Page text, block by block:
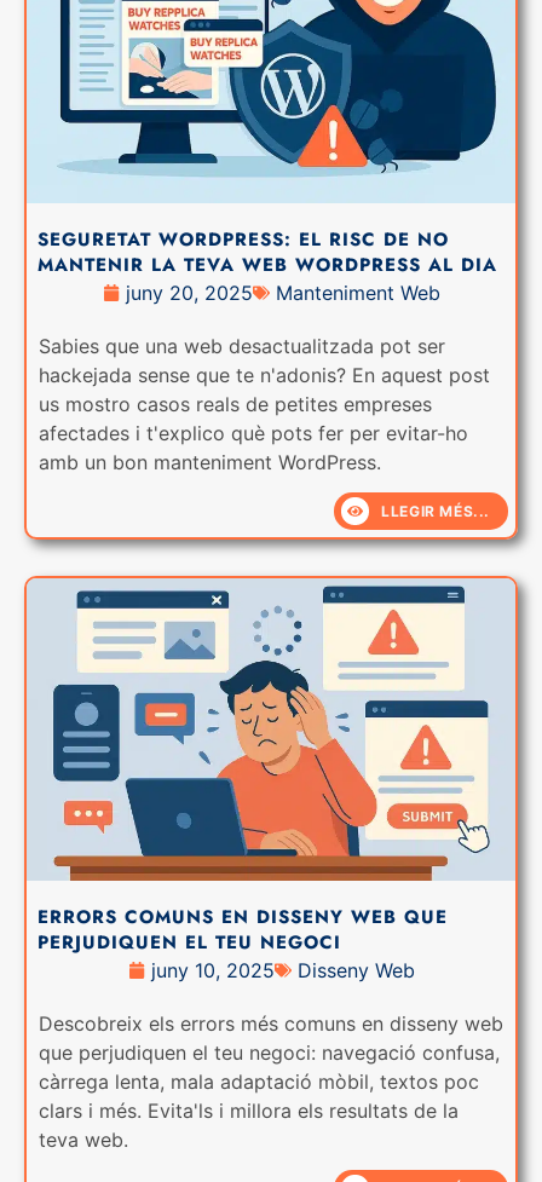
SEGURETAT WORDPRESS: EL RISC DE NO
MANTENIR LA TEVA WEB WORDPRESS AL DIA
juny 20, 2025 Manteniment Web
Sabies que una web desactualitzada pot ser
hackejada sense que te n'adonis? En aquest post
us mostro casos reals de petites empreses
afectades i t'explico què pots fer per evitar-ho
amb un bon manteniment WordPress.
LLEGIR MÉS...
ERRORS COMUNS EN DISSENY WEB QUE
PERJUDIQUEN EL TEU NEGOCI
juny 10, 2025 Disseny Web
Descobreix els errors més comuns en disseny web
que perjudiquen el teu negoci: navegació confusa,
càrrega lenta, mala adaptació mòbil, textos poc
clars i més. Evita'ls i millora els resultats de la
teva web.